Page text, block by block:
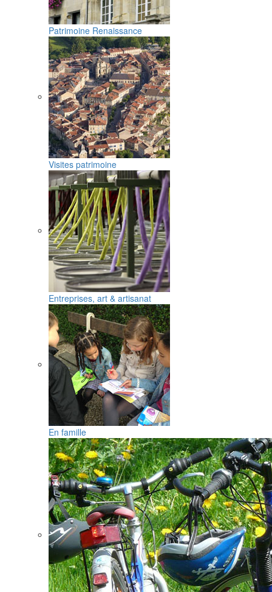
Patrimoine Renaissance
Visites patrimoine
Entreprises, art & artisanat
En famille